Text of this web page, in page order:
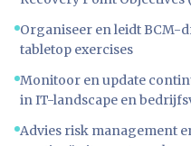
Organiseer en leidt BCM-
tabletop exercises
Monitoor en update
in IT-landscape en
Advies risk management